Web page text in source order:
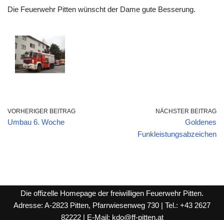
Die Feuerwehr Pitten wünscht der Dame gute Besserung.
VORHERIGER BEITRAG
Umbau 6. Woche
NÄCHSTER BEITRAG
Goldenes
Funkleistungsabzeichen
Die offizelle Homepage der freiwilligen Feuerwehr Pitten.
Adresse: A-2823 Pitten, Pfarrwiesenweg 730 | Tel.: +43 2627
82222 | E-Mail: kdo@ff-pitten.at